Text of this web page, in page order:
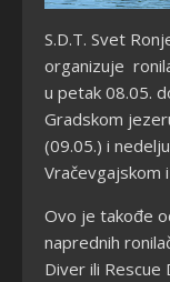
S.D.T. Svet
organizuje
u petak 08.05.
Gradskom
(09.05.) i
Vračevgajskom
Ovo je takođe
naprednih
Diver ili Rescue